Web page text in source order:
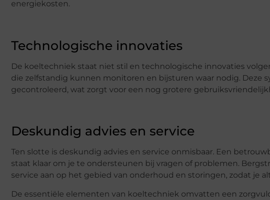
energiekosten.
Technologische innovaties
De koeltechniek staat niet stil en technologische innovaties
die zelfstandig kunnen monitoren en bijsturen waar nodig. Deze
gecontroleerd, wat zorgt voor een nog grotere
Deskundig advies en service
Ten slotte is deskundig advies en service onmisbaar. Een
staat klaar om je te ondersteunen bij vragen of problemen.
service aan op het gebied van onderhoud en storingen, zodat je
De essentiële elementen van koeltechniek omvatten een